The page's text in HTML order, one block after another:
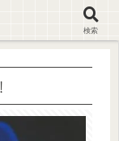
▶確認する◀
検索